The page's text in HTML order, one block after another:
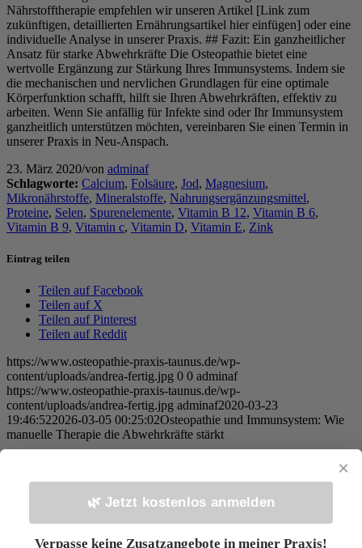
Nährstofftherapie empfehlen wir unseren Artikel [Link zum
zukünftigen, detaillierten Ernährungsartikel hier einfügen] oder eine
individuelle Analyse in unserer Praxis. ## Fazit: Ein ganzheitlicher
Ansatz für starke Abwehrkräfte Die Osteopathie bietet eine
wertvolle Ergänzung zur Stärkung Ihres Immunsystems. Indem sie
die mechanischen und nervlichen Grundlagen für eine optimale
Körperfunktion schafft, hilft sie Ihren Abwehrkräften, effektiv zu
arbeiten. Wenn Sie anfällig für Infekte sind oder Ihr Immunsystem
ganzheitlich unterstützen möchten, vereinbaren Sie einen Termin in
unserer Praxis in Neu-Anspach.
23. März 2020/von adminaf
Schlagworte: Calcium, Folsäure, Jod, Magnesium,
Mikronährstoffe, Mineralstoffe, Nahrungsergänzungsmittel,
Proteine, Selen, Spurenelemente, Vitamin B 12, Vitamin B 6,
Vitamin B 9, Vitamin c, Vitamin D, Vitamin E, Zink
Eintrag teilen
Teilen auf Facebook
Teilen auf X
Teilen auf Pinterest
Teilen auf Reddit
https://www.osteopathie-praxis-taunus.de/wp-
content/uploads/andrea-fertig.jpg 0 0 adminaf
https://www.osteopathie-praxis-taunus.de/wp-
content/uploads/andrea-fertig.jpg adminaf2020-03-23
19:46:522026-03-05 00:25:02Osteopathie und Immunsystem: Wie
manuelle Therapie die Abwehrkräfte stärkt
×
🌿 Jetzt kostenlos anmelden
Verpasse keine Zusatzangebote in meiner Praxis!